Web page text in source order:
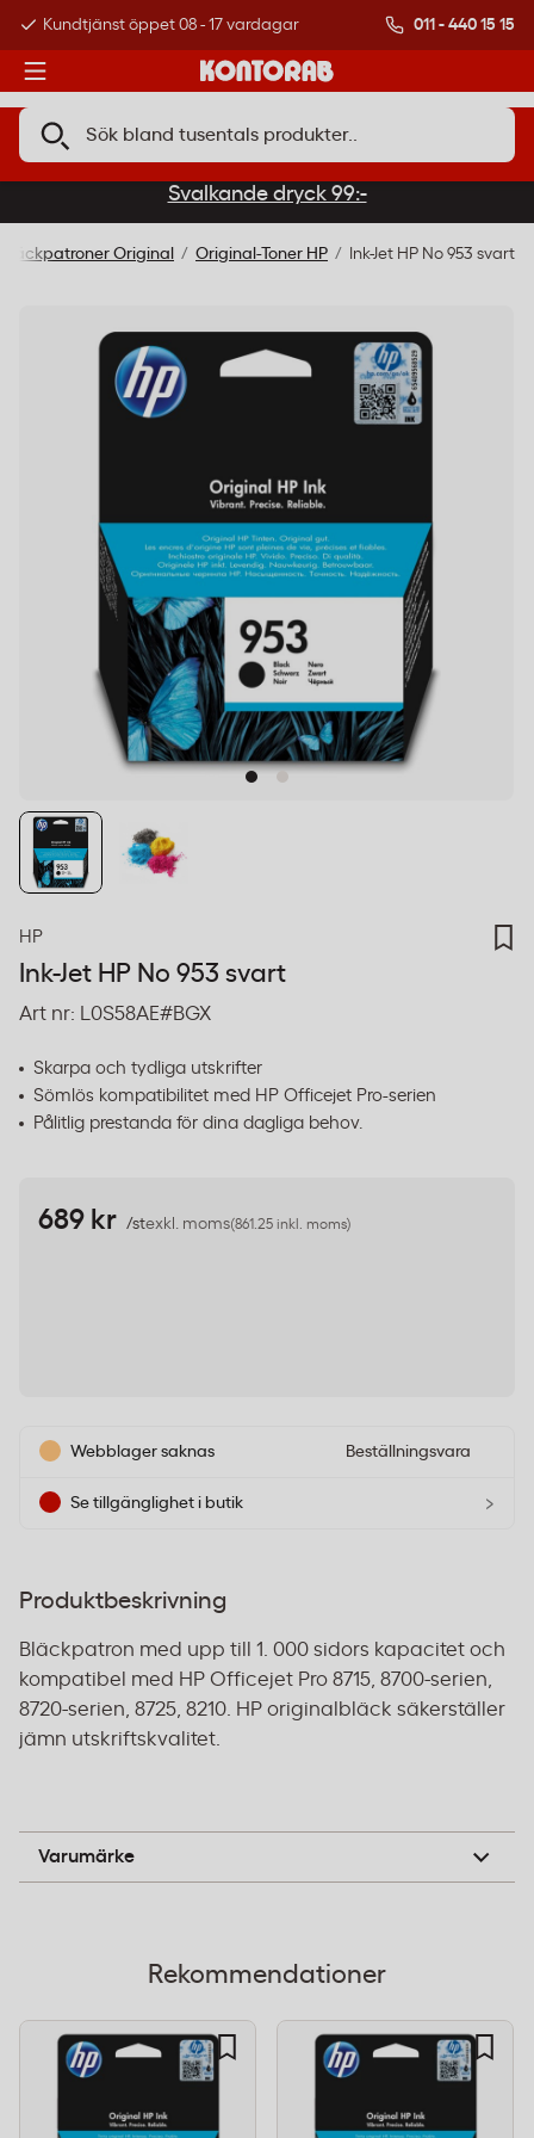
Kundtjänst öppet 08 - 17 vardagar Över 500 000
011 - 440 15 15
Svalkande dryck 99:-
Bläckpatroner Original Original-Toner HP Ink-Jet HP No 953 svart
HP
Ink-Jet HP No 953 svart
Art nr: L0S58AE#BGX
Skarpa och tydliga utskrifter
Sömlös kompatibilitet med HP Officejet Pro-serien
Pålitlig prestanda för dina dagliga behov.
689 kr /stexkl. moms(861.25 inkl. moms)
Webblager saknas Beställningsvara
Se tillgänglighet i butik ›
Produktbeskrivning
Bläckpatron med upp till 1. 000 sidors kapacitet och
kompatibel med HP Officejet Pro 8715, 8700-serien,
8720-serien, 8725, 8210. HP originalbläck säkerställer
jämn utskriftskvalitet.
Varumärke
HP
Rekommendationer